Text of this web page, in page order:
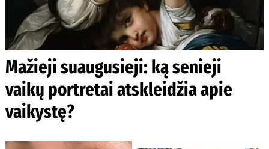
Mažieji suaugusieji: ką senieji
vaikų portretai atskleidžia apie
vaikystę?